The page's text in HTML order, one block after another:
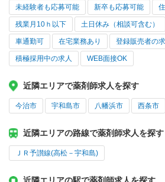
未経験者も応募可能 新卒も応募可能
残業月10ｈ以下 土日休み（相談可含む）
車通勤可 在宅業務あり 登録販売者の
積極採用中の求人 WEB面接OK
近隣エリアで薬剤師求人を探す
今治市 宇和島市 八幡浜市 西条市
近隣エリアの路線で薬剤師求人を探す
ＪＲ予讃線(高松－宇和島)